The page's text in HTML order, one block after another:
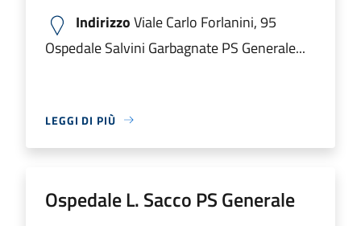
IndirizzoViale Carlo Forlanini, 95
Ospedale Salvini Garbagnate PS Generale...
LEGGI DI PIÙ
Ospedale L. Sacco PS Generale